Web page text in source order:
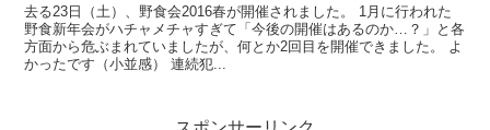
去る23日（土）、野食会2016春が開催されました。 1月に行われた
野食新年会がハチャメチャすぎて「今後の開催はあるのか…？」と各
方面から危ぶまれていましたが、何とか2回目を開催できました。 よ
かったです（小並感） 連続犯...